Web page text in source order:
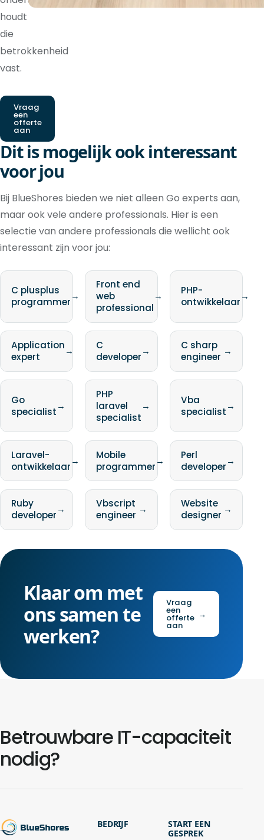
houdt
die
betrokkenheid
vast.
Vraag
een
offerte
aan
Dit is mogelijk ook interessant
voor jou
Bij BlueShores bieden we niet alleen Go experts aan,
maar ook vele andere professionals. Hier is een
selectie van andere professionals die wellicht ook
interessant zijn voor jou:
C plusplus
programmer→
Front end
web
professional
→
PHP-
ontwikkelaar→
Application
expert
→
C
developer→
C sharp
engineer →
Go
specialist→
PHP
laravel
specialist
→
Vba
specialist→
Laravel-
ontwikkelaar→
Mobile
programmer→
Perl
developer→
Ruby
developer→
Vbscript
engineer →
Website
designer →
Klaar om met
ons samen te
werken?
Vraag
een
offerte
aan
→
Betrouwbare IT-capaciteit
nodig?
BEDRIJF
START EEN
GESPREK